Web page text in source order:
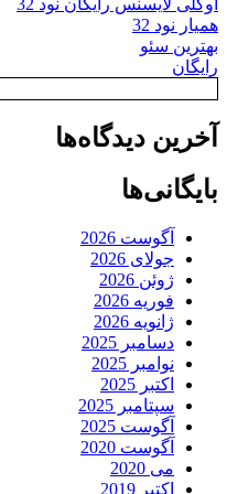
همیار نود 32
بهترین سئو
رایگان
آخرین دیدگاه‌ها
بایگانی‌ها
آگوست 2026
جولای 2026
ژوئن 2026
فوریه 2026
ژانویه 2026
دسامبر 2025
نوامبر 2025
اکتبر 2025
سپتامبر 2025
آگوست 2025
آگوست 2020
می 2020
اکتبر 2019